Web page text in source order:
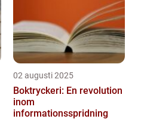
02 augusti 2025
Boktryckeri: En revolution
inom
informationsspridning